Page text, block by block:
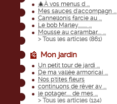
🎄À vos menus d ...
Mes sauces d'accompagn ...
Cannellonis farcie au ...
Le bob Marley......... ...
Mousse au carambar.... ...
> Tous les articles (861)
Mon jardin
Un petit tour de jardi ...
De ma vallée armoricai ...
Nos p'tites fleurs
continuons de rêver av ...
le potager..... de mes ...
> Tous les articles (124)